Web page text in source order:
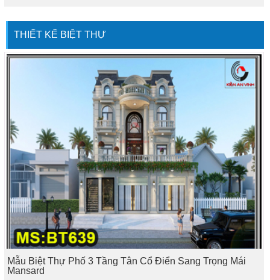
THIẾT KẾ BIỆT THỰ
Mẫu Biệt Thự Phố 3 Tầng Tân Cổ Điển Sang Trọng Mái
Mansard